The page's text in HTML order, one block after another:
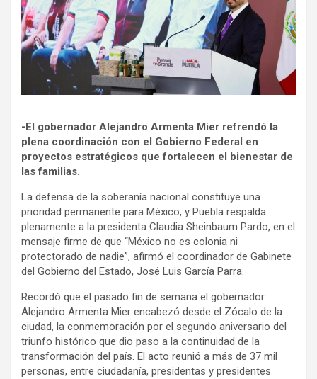
-El gobernador Alejandro Armenta Mier refrendó la
plena coordinación con el Gobierno Federal en
proyectos estratégicos que fortalecen el bienestar de
las familias.
La defensa de la soberanía nacional constituye una
prioridad permanente para México, y Puebla respalda
plenamente a la presidenta Claudia Sheinbaum Pardo, en el
mensaje firme de que “México no es colonia ni
protectorado de nadie”, afirmó el coordinador de Gabinete
del Gobierno del Estado, José Luis García Parra.
Recordó que el pasado fin de semana el gobernador
Alejandro Armenta Mier encabezó desde el Zócalo de la
ciudad, la conmemoración por el segundo aniversario del
triunfo histórico que dio paso a la continuidad de la
transformación del país. El acto reunió a más de 37 mil
personas, entre ciudadanía, presidentas y presidentes